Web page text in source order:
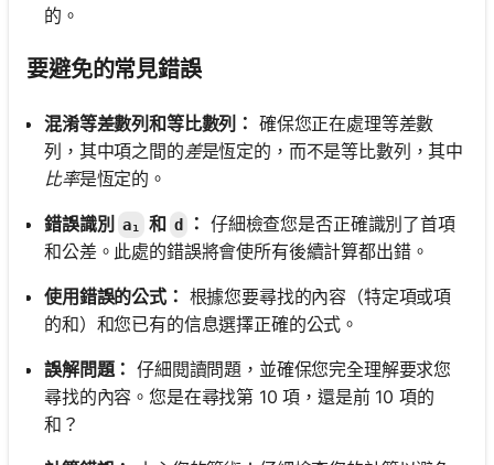
的。
要避免的常見錯誤
混淆等差數列和等比數列： 確保您正在處理等差數
列，其中項之間的差是恆定的，而不是等比數列，其中
比率是恆定的。
錯誤識別 a₁ 和 d ： 仔細檢查您是否正確識別了首項
和公差。此處的錯誤將會使所有後續計算都出錯。
使用錯誤的公式： 根據您要尋找的內容（特定項或項
的和）和您已有的信息選擇正確的公式。
誤解問題： 仔細閱讀問題，並確保您完全理解要求您
尋找的內容。您是在尋找第 10 項，還是前 10 項的
和？